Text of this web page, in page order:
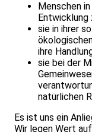
Menschen
sie in ihrer
ihre
sie bei der
natürlichen
Es ist uns ein
Wir legen Wert